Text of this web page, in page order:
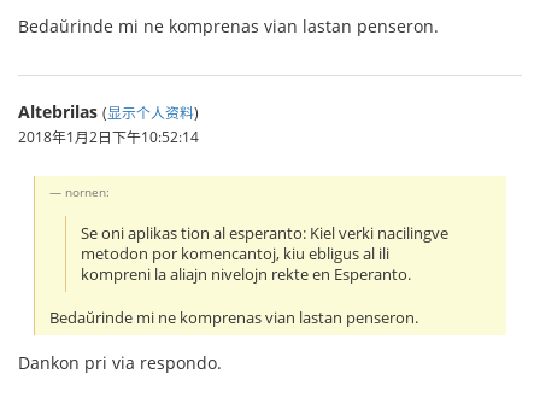
Bedaŭrinde mi ne komprenas vian lastan penseron.
Altebrilas (显示个人资料)
2018年1月2日下午10:52:14
nornen:
Se oni aplikas tion al esperanto: Kiel verki nacilingve
metodon por komencantoj, kiu ebligus al ili
kompreni la aliajn nivelojn rekte en Esperanto.
Bedaŭrinde mi ne komprenas vian lastan penseron.
Dankon pri via respondo.